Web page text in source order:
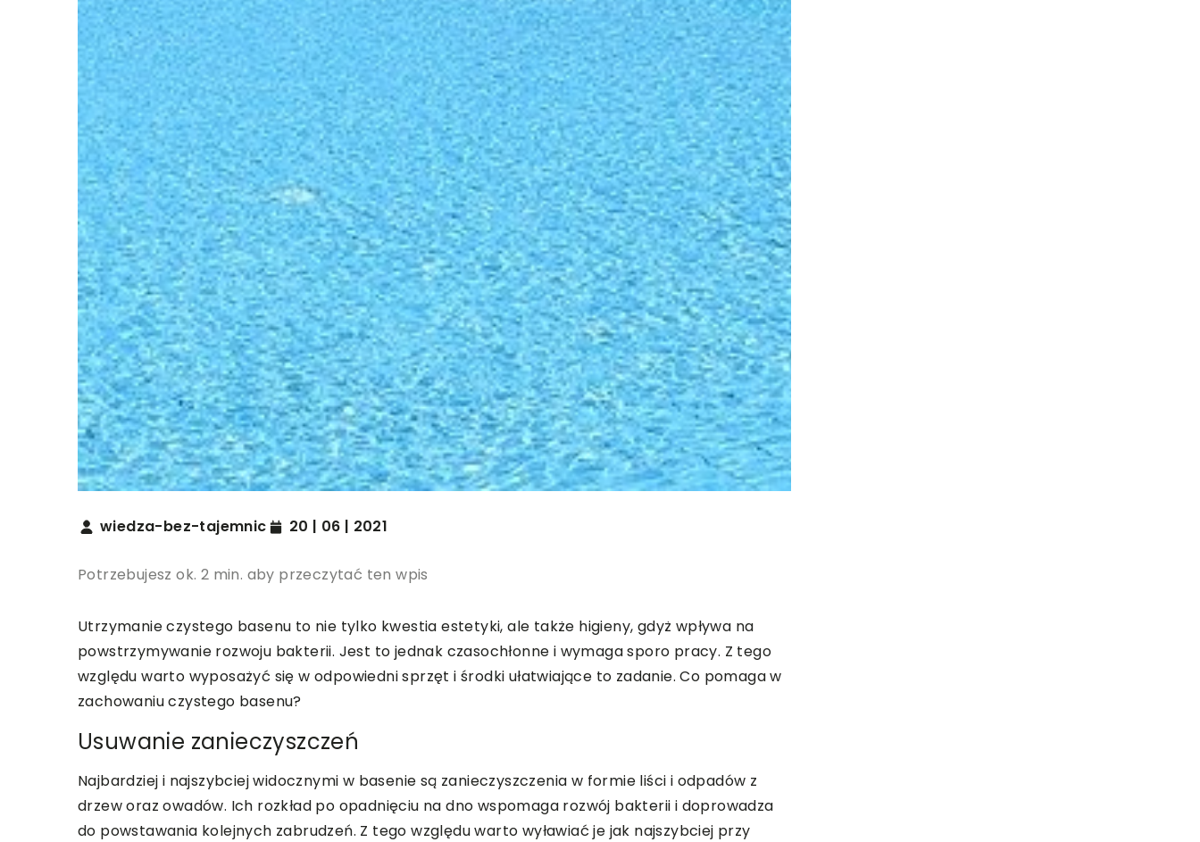
wiedza-bez-tajemnic 20 | 06 | 2021
Potrzebujesz ok. 2 min. aby przeczytać ten wpis
Utrzymanie czystego basenu to nie tylko kwestia estetyki, ale także higieny, gdyż wpływa na
powstrzymywanie rozwoju bakterii. Jest to jednak czasochłonne i wymaga sporo pracy. Z tego
względu warto wyposażyć się w odpowiedni sprzęt i środki ułatwiające to zadanie. Co pomaga w
zachowaniu czystego basenu?
Usuwanie zanieczyszczeń
Najbardziej i najszybciej widocznymi w basenie są zanieczyszczenia w formie liści i odpadów z
drzew oraz owadów. Ich rozkład po opadnięciu na dno wspomaga rozwój bakterii i doprowadza
do powstawania kolejnych zabrudzeń. Z tego względu warto wyławiać je jak najszybciej przy